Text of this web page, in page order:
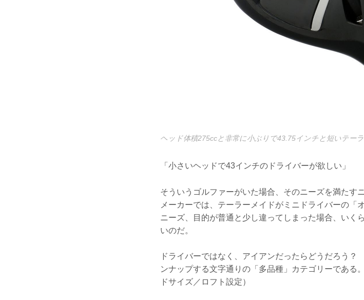
ヘッド体積275ccと非常に小ぶりで43.75インチと短いテー
「小さいヘッドで43インチのドライバーが欲しい」
そういうゴルファーがいた場合、そのニーズを満たす
メーカーでは、テーラーメイドがミニドライバーの「
ニーズ、目的が普通と少し違ってしまった場合、いく
いのだ。
ドライバーではなく、アイアンだったらどうだろう
ンナップする文字通りの「多品種」カテゴリーである
ドサイズ／ロフト設定）